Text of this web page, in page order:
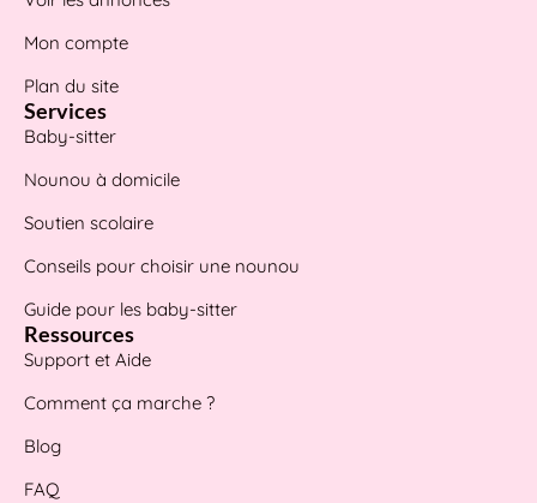
Mon compte
Plan du site
Services
Baby-sitter
Nounou à domicile
Soutien scolaire
Conseils pour choisir une nounou
Guide pour les baby-sitter
Ressources
Support et Aide
Comment ça marche ?
Blog
FAQ